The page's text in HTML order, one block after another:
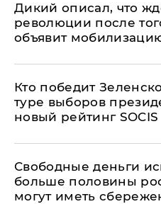
Дикий описал, что
революции после
объявит
Кто победит
туре выборов
новый рейтинг SOCIS
Свободные деньги
больше половины
могут иметь